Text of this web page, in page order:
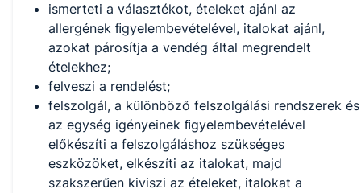
ismerteti a választékot, ételeket ajánl az
allergének ﬁgyelembevételével, italokat ajánl,
azokat párosítja a vendég által megrendelt
ételekhez;
felveszi a rendelést;
felszolgál, a különböző felszolgálási rendszerek és
az egység igényeinek ﬁgyelembevételével
előkészíti a felszolgáláshoz szükséges
eszközöket, elkészíti az italokat, majd
szakszerűen kiviszi az ételeket, italokat a